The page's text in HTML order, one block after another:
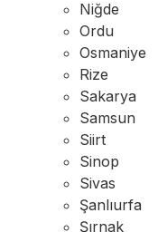
Niğde
Ordu
Osmaniye
Rize
Sakarya
Samsun
Siirt
Sinop
Sivas
Şanlıurfa
Şırnak